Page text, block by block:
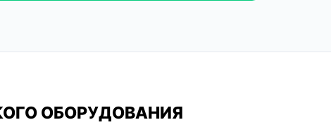
ОБОРУДОВАНИЯ